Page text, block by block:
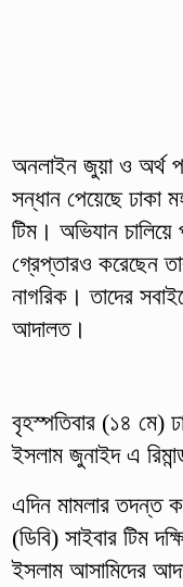
অনলাইন জুয়া ও অর্থ
সন্ধান পেয়েছে ঢাকা
টিম। অভিযান
গ্রেপ্তারও করেছেন
নাগরিক। তাদের
আদালত।
বৃহস্পতিবার (১৪ মে)
ইসলাম জুনাইদ এ
এদিন মামলার তদন্ত
(ডিবি) সাইবার টিম
ইসলাম আসামিদের